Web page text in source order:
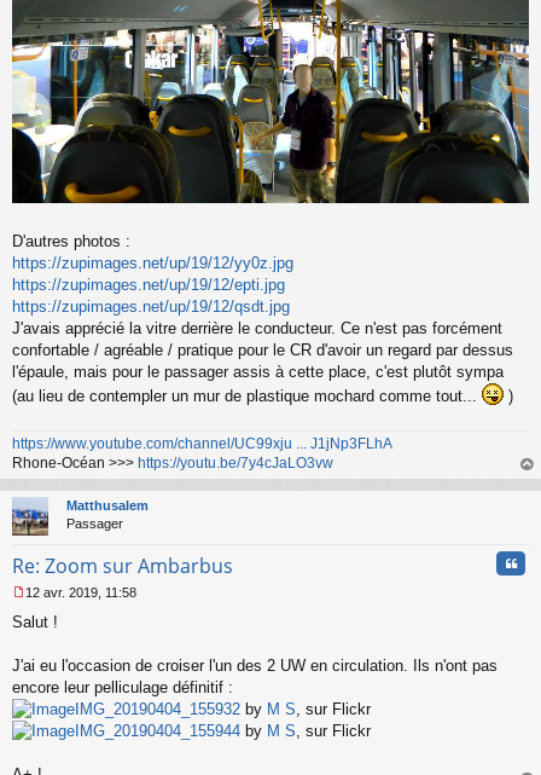
D'autres photos :
https://zupimages.net/up/19/12/yy0z.jpg
https://zupimages.net/up/19/12/epti.jpg
https://zupimages.net/up/19/12/qsdt.jpg
J'avais apprécié la vitre derrière le conducteur. Ce n'est pas forcément
confortable / agréable / pratique pour le CR d'avoir un regard par dessus
l'épaule, mais pour le passager assis à cette place, c'est plutôt sympa
(au lieu de contempler un mur de plastique mochard comme tout...
)
https://www.youtube.com/channel/UC99xju ... J1jNp3FLhA
Rhone-Océan >>> https://youtu.be/7y4cJaLO3vw
au
Matthusalem
Passager
Re: Zoom sur Ambarbus
e
s
g
e
n
n
12 avr. 2019, 11:58
Salut !
J'ai eu l'occasion de croiser l'un des 2 UW en circulation. Ils n'ont pas
encore leur pelliculage définitif :
IMG_20190404_155932 by M S, sur Flickr
IMG_20190404_155944 by M S, sur Flickr